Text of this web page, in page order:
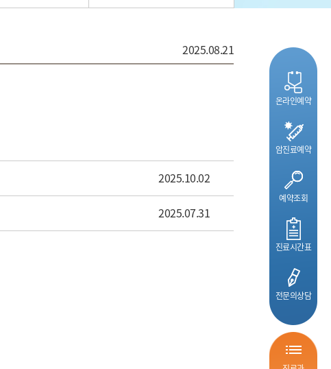
온라인예약
암진료예약
예약조회
진료시간표
전문의상담
2025.08.21
2025.10.02
2025.07.31